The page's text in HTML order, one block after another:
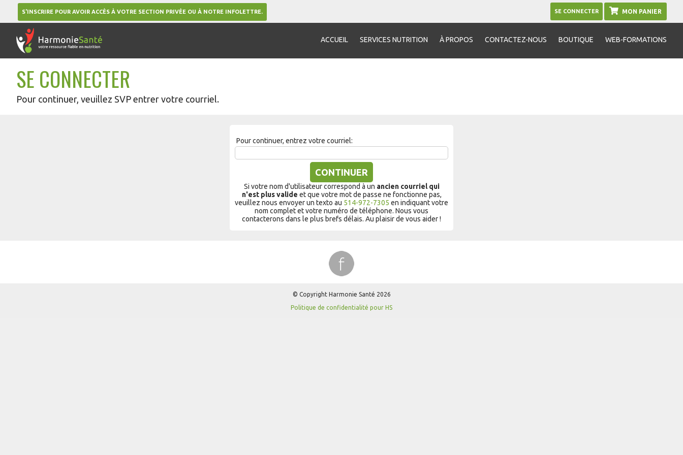
MON PANIER
SE CONNECTER
S'INSCRIRE POUR AVOIR ACCÈS À VOTRE SECTION PRIVÉE OU À NOTRE INFOLETTRE.
ACCUEIL SERVICES NUTRITION À PROPOS CONTACTEZ-NOUS BOUTIQUE WEB-FORMATIONS
SE CONNECTER
Pour continuer, veuillez SVP entrer votre courriel.
Pour continuer, entrez votre courriel:
CONTINUER
Si votre nom d'utilisateur correspond à un ancien courriel qui
n'est plus valide et que votre mot de passe ne fonctionne pas,
veuillez nous envoyer un texto au 514-972-7305 en indiquant votre
nom complet et votre numéro de téléphone. Nous vous
contacterons dans le plus brefs délais. Au plaisir de vous aider !
© Copyright Harmonie Santé 2026
Politique de confidentialité pour HS